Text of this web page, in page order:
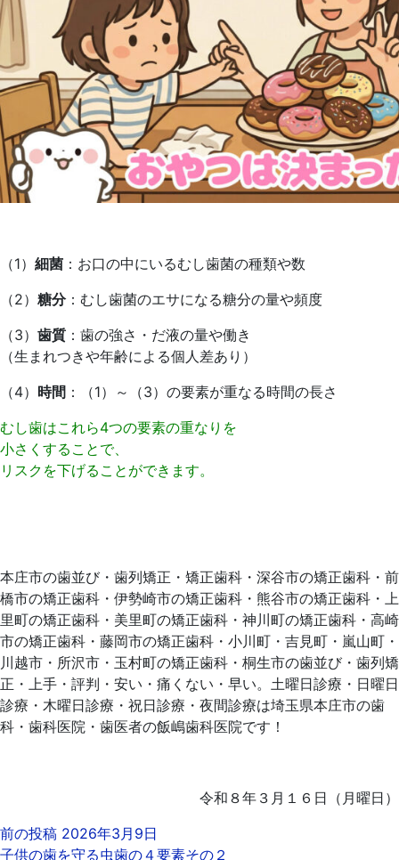
（1） 細菌 ：お口の中にいるむし歯菌の種類や数
（2） 糖分：むし歯菌のエサになる糖分の量や頻度
（3） 歯質 ：歯の強さ・だ液の量や働き
（生まれつきや年齢による個人差あり）
（4） 時間 ：（1）～（3）の要素が重なる時間の長さ
むし歯はこれら4つの要素の重なりを
小さくすることで、
リスクを下げることができます。
本庄市の歯並び・歯列矯正・矯正歯科・深谷市の矯正歯科・前
橋市の矯正歯科・伊勢崎市の矯正歯科・熊谷市の矯正歯科・上
里町の矯正歯科・美里町の矯正歯科・神川町の矯正歯科・高崎
市の矯正歯科・藤岡市の矯正歯科・小川町・吉見町・嵐山町・
川越市・所沢市・玉村町の矯正歯科・桐生市の歯並び・歯列矯
正・上手・評判・安い・痛くない・早い。土曜日診療・日曜日
診療・木曜日診療・祝日診療・夜間診療は埼玉県本庄市の歯
科・歯科医院・歯医者の飯嶋歯科医院です！
令和８年３月１６日（月曜日）
前の投稿 2026年3月9日
子供の歯を守る虫歯の４要素その２